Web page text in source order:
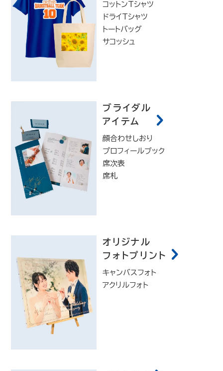
コットンTシャツ
ドライTシャツ
トートバッグ
サコッシュ
ブライダル
アイテム
顔合わせしおり
プロフィールブック
席次表
席札
オリジナル
フォトプリント
キャンバスフォト
アクリルフォト